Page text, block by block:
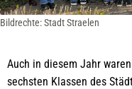
Bildrechte: Stadt Straelen
Auch in diesem Jahr
sechsten Klassen des